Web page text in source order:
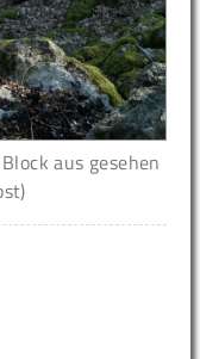
aus gesehen